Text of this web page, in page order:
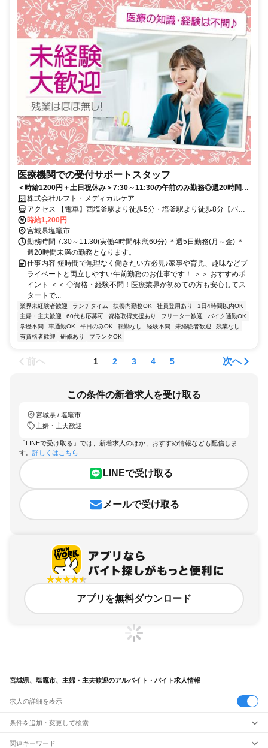
医療機関での受付サポートスタッフ
＜時給1200円＋土日祝休み＞7:30～11:30の午前のみ勤務◎週20時間未
満の扶養内ワーク！未経験から始められる医療系事務サポート♪
株式会社ルフト・メディカルケア
アクセス 【電車】西塩釜駅より徒歩5分・塩釜駅より徒歩8分【バ
ス】病院前にバス停あり【車】車通勤OK
時給1,200円
宮城県塩竈市
勤務時間 7:30～11:30(実働4時間/休憩60分) ＊週5日勤務(月～金) ＊
週20時間未満の勤務となります。
仕事内容 短時間で無理なく働きたい方必見♪家事や育児、趣味などプ
ライベートと両立しやすい午前勤務のお仕事です！ ＞＞ おすすめポ
イント ＜＜ ◇資格・経験不問！医療業界が初めての方も安心してス
タートで...
業界未経験者歓迎 ランチタイム 扶養内勤務OK 社員登用あり
1日4時間以内OK
主婦・主夫歓迎
60代も応募可 資格取得支援あり フリーター歓迎
バイク通勤OK
学歴不問
車通勤OK 平日のみOK 転勤なし 経験不問 未経験者歓迎
残業なし
有資格者歓迎
研修あり ブランクOK
前へ 1 2 3 4 5 次へ
この条件の新着求人を受け取る
宮城県 / 塩竈市
主婦・主夫歓迎
「LINEで受け取る」では、新着求人のほか、おすすめ情報なども配信しま
す。 詳しくはこちら
LINEで受け取る
メールで受け取る
アプリを無料ダウンロード
宮城県、塩竈市、主婦・主夫歓迎のアルバイト・バイト求人情報
求人の詳細を表示
条件を追加・変更して検索
市区町村を追加・変更
関連キーワード